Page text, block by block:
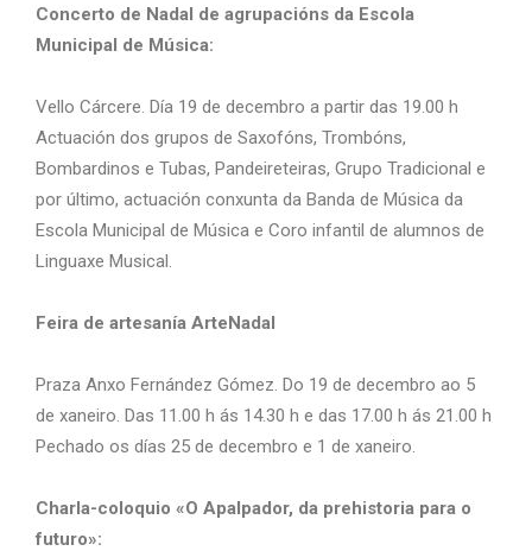
Concerto de Nadal de agrupacións da Escola
Municipal de Música:
Vello Cárcere. Día 19 de decembro a partir das 19.00 h
Actuación dos grupos de Saxofóns, Trombóns,
Bombardinos e Tubas, Pandeireteiras, Grupo Tradicional e
por último, actuación conxunta da Banda de Música da
Escola Municipal de Música e Coro infantil de alumnos de
Linguaxe Musical.
Feira de artesanía ArteNadal
Praza Anxo Fernández Gómez. Do 19 de decembro ao 5
de xaneiro. Das 11.00 h ás 14.30 h e das 17.00 h ás 21.00 h
Pechado os días 25 de decembro e 1 de xaneiro.
Charla-coloquio «O Apalpador, da prehistoria para o
futuro»: